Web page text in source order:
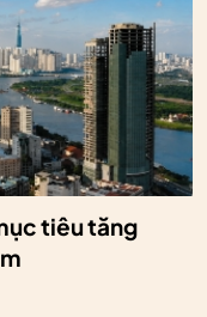
tiêu tăng